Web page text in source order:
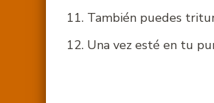
También puedes
Una vez esté en tu